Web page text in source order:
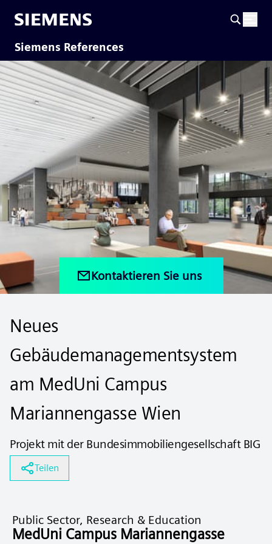
Siemens References
Kontaktieren Sie uns
Neues
Gebäudemanagementsystem
am MedUni Campus
Mariannengasse Wien
Projekt mit der Bundesimmobiliengesellschaft BIG
Teilen
Public Sector, Research & Education
MedUni Campus Mariannengasse